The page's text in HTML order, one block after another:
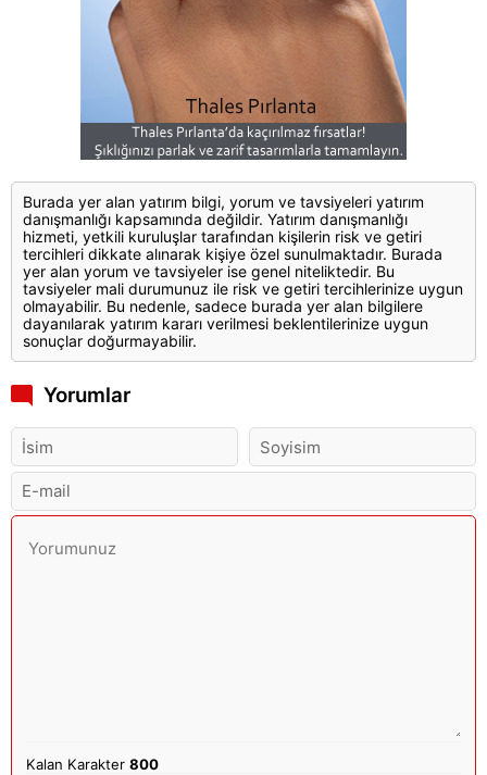
Burada yer alan yatırım bilgi, yorum ve tavsiyeleri yatırım
danışmanlığı kapsamında değildir. Yatırım danışmanlığı
hizmeti, yetkili kuruluşlar tarafından kişilerin risk ve getiri
tercihleri dikkate alınarak kişiye özel sunulmaktadır. Burada
yer alan yorum ve tavsiyeler ise genel niteliktedir. Bu
tavsiyeler mali durumunuz ile risk ve getiri tercihlerinize uygun
olmayabilir. Bu nedenle, sadece burada yer alan bilgilere
dayanılarak yatırım kararı verilmesi beklentilerinize uygun
sonuçlar doğurmayabilir.
Yorumlar
Kalan Karakter800